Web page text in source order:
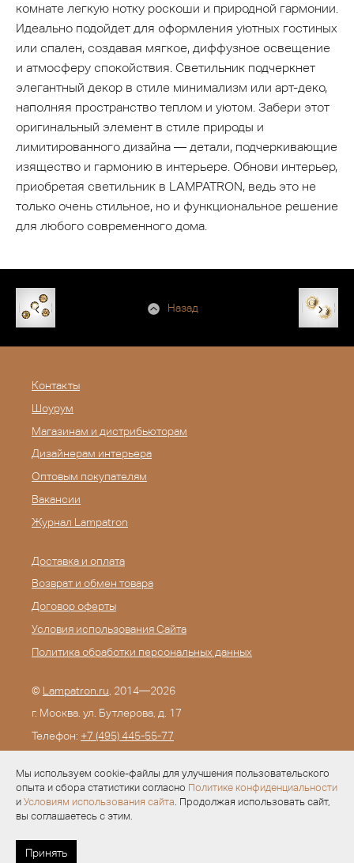
Мы используем cookie-файлы для улучшения пользовательского
опыта и сбора статистики согласно Политике конфиденциальности
и Условиям использования сайта. Продолжая использовать сайт,
вы соглашаетесь с этим.
Принять
комнате легкую нотку роскоши и природной гармонии.
Идеально подойдет для оформления уютных гостиных
или спален, создавая мягкое, диффузное освещение
и атмосферу спокойствия. Светильник подчеркнет
элегантный декор в стиле минимализм или арт-деко,
наполняя пространство теплом и уютом. Забери этот
оригинальный элемент в стиле природы и
лимитированного дизайна — детали, подчеркивающие
изящество и гармонию в интерьере. Обнови интерьер,
приобретая светильник в LAMPATRON, ведь это не
только очень стильное, но и функциональное решение
для любого современного дома.
Назад
Контакты
Шоурум
Магазинам и дистрибьюторам
Дизайнерам интерьера
Оптовым покупателям
Вакансии
Журнал Lampatron
Доставка и оплата
Возврат и обмен товара
Договор оферты
Условия использования Сайта
Политика обработки персональных данных
© Lampatron.ru , 2014—2026
г. Москва. ул. Бутлерова, д. 17
Телефон: +7 (495) 445-55-77
Разработка —Evid.ru